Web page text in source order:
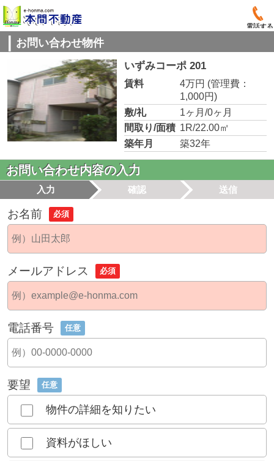
電話する
お問い合わせ物件
いずみコーポ 201
賃料 4万円 (管理費：
1,000円)
敷/礼
1ヶ月/0ヶ月
間取り/面積 1R/22.00㎡
築年月
築32年
お問い合わせ内容の入力
入力 確認 送信
お名前 必須
メールアドレス 必須
電話番号 任意
要望 任意
物件の詳細を知りたい
資料がほしい